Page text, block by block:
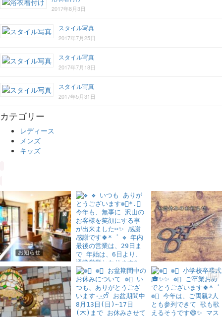
2017年8月3日
スタイル写真
2017年7月25日
スタイル写真
2017年7月18日
スタイル写真
2017年5月31日
カテゴリー
レディース
メンズ
キッズ